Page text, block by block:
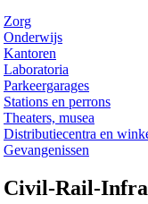
Zorg
Onderwijs
Kantoren
Laboratoria
Parkeergarages
Stations en perrons
Theaters, musea
Distributiecentra en
Gevangenissen
Civil-Rail-Infra